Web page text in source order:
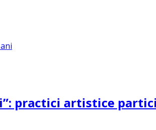
practici artistice